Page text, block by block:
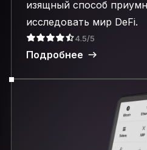
изящный способ
исследовать мир DeFi.
4.5/5
Подробнее